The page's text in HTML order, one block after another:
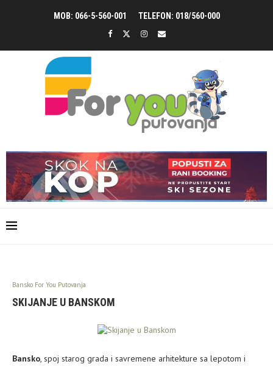
MOB: 066-5-560-001 TELEFON: 018/560-000
Bansko For You Putovanja
SKIJANJE U BANSKOM
Bansko , spoj starog grada i savremene arhitekture sa lepotom i